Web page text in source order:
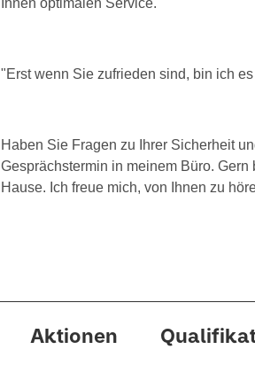
Ihnen optimalen Service.
"Erst wenn Sie zufrieden sind, bin ich
Haben Sie Fragen zu Ihrer Sicherheit
Gesprächstermin in meinem Büro.
Hause. Ich freue mich, von Ihnen zu
Aktionen